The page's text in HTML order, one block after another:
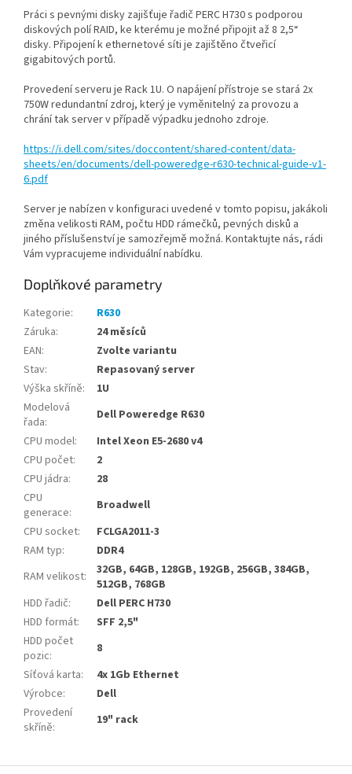
Práci s pevnými disky zajišťuje řadič PERC H730 s podporou
diskových polí RAID, ke kterému je možné připojit až 8 2,5“
disky. Připojení k ethernetové síti je zajištěno čtveřicí
gigabitových portů.
Provedení serveru je Rack 1U. O napájení přístroje se stará 2x
750W redundantní zdroj, který je vyměnitelný za provozu a
chrání tak server v případě výpadku jednoho zdroje.
https://i.dell.com/sites/doccontent/shared-content/data-
sheets/en/documents/dell-poweredge-r630-technical-guide-v1-
6.pdf
Server je nabízen v konfiguraci uvedené v tomto popisu, jakákoli
změna velikosti RAM, počtu HDD rámečků, pevných disků a
jiného příslušenství je samozřejmě možná. Kontaktujte nás, rádi
Vám vypracujeme individuální nabídku.
Doplňkové parametry
Kategorie:
R630
Záruka:
24 měsíců
EAN:
Zvolte variantu
Stav:
Repasovaný server
Výška skříně:
1U
Modelová
řada:
Dell Poweredge R630
CPU model:
Intel Xeon E5-2680 v4
CPU počet:
2
CPU jádra:
28
CPU
generace:
Broadwell
CPU socket:
FCLGA2011-3
RAM typ:
DDR4
RAM velikost:
32GB, 64GB, 128GB, 192GB, 256GB, 384GB,
512GB, 768GB
HDD řadič:
Dell PERC H730
HDD formát:
SFF 2,5"
HDD počet
pozic:
8
Síťová karta:
4x 1Gb Ethernet
Výrobce:
Dell
Provedení
skříně: 19" rack